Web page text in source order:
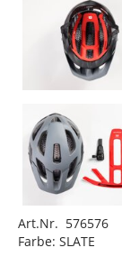
Art.Nr. 576576
Farbe: SLATE